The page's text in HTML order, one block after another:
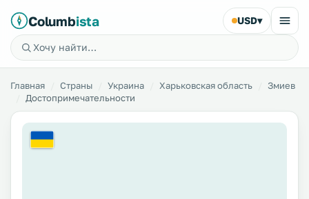
Columbista USD▾
Главная Страны Украина Харьковская область
Змиев
Достопримечательности